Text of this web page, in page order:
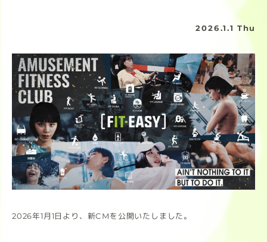
2026.1.1 Thu
2026年1月1日より、新CMを公開いたしました。